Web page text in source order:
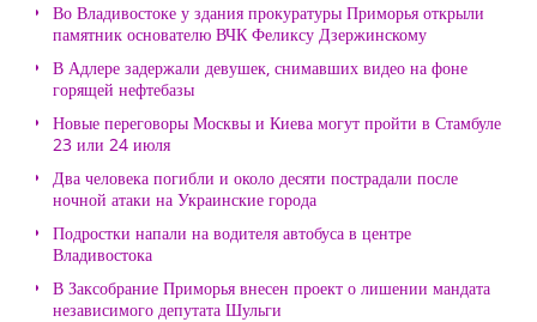
Во Владивостоке у здания прокуратуры Приморья открыли
памятник основателю ВЧК Феликсу Дзержинскому
В Адлере задержали девушек, снимавших видео на фоне
горящей нефтебазы
Новые переговоры Москвы и Киева могут пройти в Стамбуле
23 или 24 июля
Два человека погибли и около десяти пострадали после
ночной атаки на Украинские города
Подростки напали на водителя автобуса в центре
Владивостока
В Заксобрание Приморья внесен проект о лишении мандата
независимого депутата Шульги